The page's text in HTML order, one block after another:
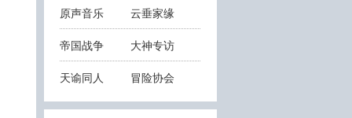
原声音乐 云垂家缘
帝国战争 大神专访
天谕同人 冒险协会
云垂战报